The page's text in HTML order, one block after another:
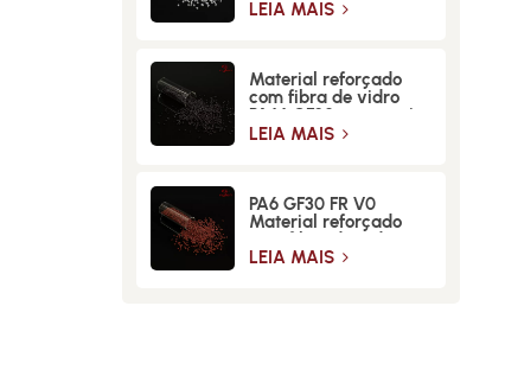
Vidro de Alta
LEIA MAIS
Material reforçado
com fibra de vidro
PA66 GF30 para maior
resistência e
LEIA MAIS
PA6 GF30 FR V0
Material reforçado
com fibra de vidro
retardante de chamas
LEIA MAIS